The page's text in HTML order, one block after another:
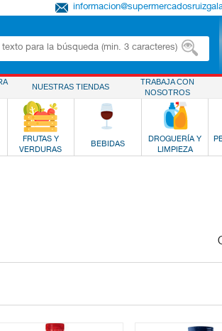
NUESTRAS TIENDAS
TRABAJA CON
NOSOTROS
FRUTAS Y
VERDURAS
BEBIDAS
DROGUERÍA Y
LIMPIEZA